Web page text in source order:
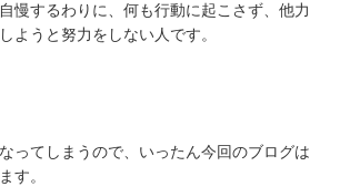
慢するわりに、何も行動に起こさず、他力
ようと努力をしない人です。
ってしまうので、いったん今回のブログは
す。